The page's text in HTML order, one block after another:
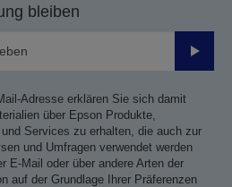
bleiben
Adresse erklären Sie sich damit
über Epson Produkte,
Services zu erhalten, die auch zur
und Umfragen verwendet werden
E-Mail oder über andere Arten der
auf der Grundlage Ihrer Präferenzen